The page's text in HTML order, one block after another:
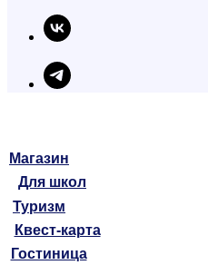
Магазин
Для школ
Туризм
Квест-карта
Гостиница